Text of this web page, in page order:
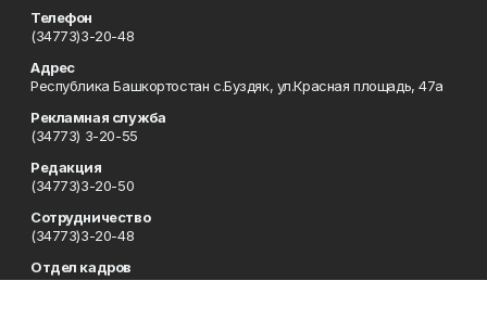
Телефон
(34773)3-20-48
Адрес
Республика Башкортостан с.Буздяк, ул.Красная площадь, 47а
Рекламная служба
(34773) 3-20-55
Редакция
(34773)3-20-50
Сотрудничество
(34773)3-20-48
Отдел кадров
(34773) 3-20-55